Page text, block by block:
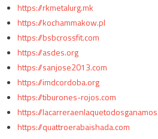
https://rkmetalurg.mk
https://kochammakow.pl
https://bsbcrossfit.com
https://asdes.org
https://sanjose2013.com
https://imdcordoba.org
https://tiburones-rojos.com
https://
https://quattroerabaishada.com